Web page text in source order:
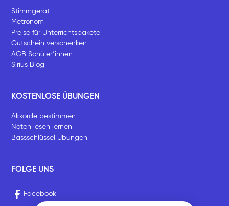
Stimmgerät
Metronom
Preise für Unterrichtspakete
Gutschein verschenken
AGB Schüler*innen
Sirius Blog
KOSTENLOSE ÜBUNGEN
Akkorde bestimmen
Noten lesen lernen
Bassschlüssel Übungen
FOLGE UNS
Facebook